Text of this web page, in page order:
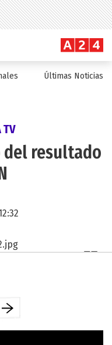
Últimas Noticias
TV
resultado